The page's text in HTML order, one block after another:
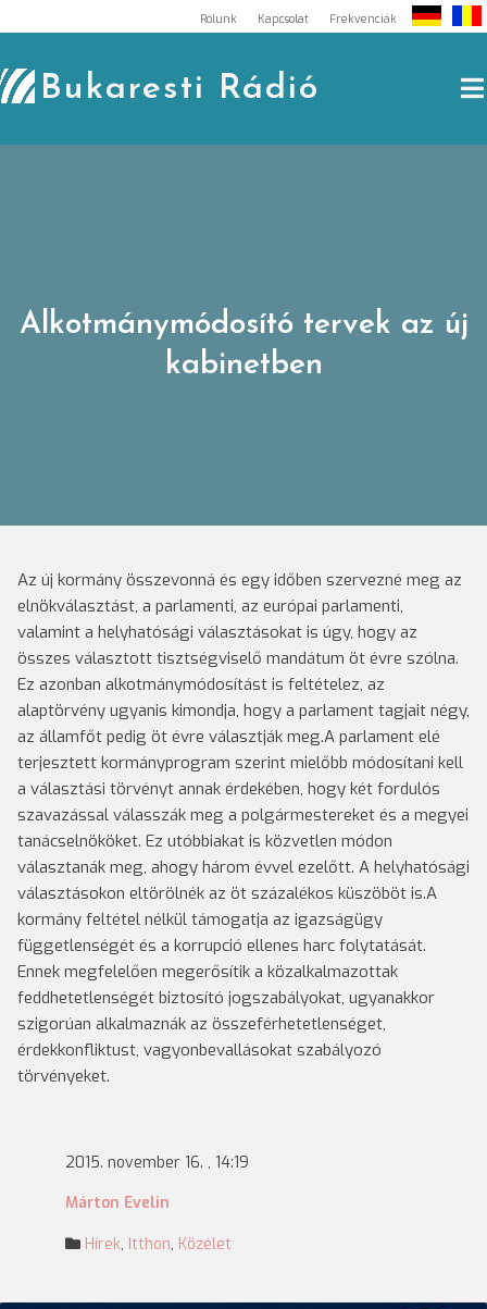
to
content
Rólunk Kapcsolat Frekvenciák
Bukaresti Rádió
Alkotmánymódosító tervek az új
kabinetben
Az új kormány összevonná és egy időben szervezné meg az
elnökválasztást, a parlamenti, az európai parlamenti,
valamint a helyhatósági választásokat is úgy, hogy az
összes választott tisztségviselő mandátum öt évre szólna.
Ez azonban alkotmánymódosítást is feltételez, az
alaptörvény ugyanis kimondja, hogy a parlament tagjait négy,
az államfőt pedig öt évre választják meg.A parlament elé
terjesztett kormányprogram szerint mielőbb módosítani kell
a választási törvényt annak érdekében, hogy két fordulós
szavazással válasszák meg a polgármestereket és a megyei
tanácselnököket. Ez utóbbiakat is közvetlen módon
választanák meg, ahogy három évvel ezelőtt. A helyhatósági
választásokon eltörölnék az öt százalékos küszöböt is.A
kormány feltétel nélkül támogatja az igazságügy
függetlenségét és a korrupció ellenes harc folytatását.
Ennek megfelelően megerősítik a közalkalmazottak
feddhetetlenségét biztosító jogszabályokat, ugyanakkor
szigorúan alkalmaznák az összeférhetetlenséget,
érdekkonfliktust, vagyonbevallásokat szabályozó
törvényeket.
2015. november 16. , 14:19
Márton Evelin
Hírek, Itthon, Közélet